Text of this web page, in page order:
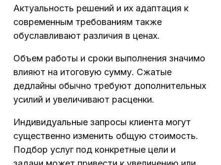
Актуальность решений и их адаптация к
современным требованиям также
обуславливают различия в ценах.
Объем работы и сроки выполнения значимо
влияют на итоговую сумму. Сжатые
дедлайны обычно требуют дополнительных
усилий и увеличивают расценки.
Индивидуальные запросы клиента могут
существенно изменить общую стоимость.
Подбор услуг под конкретные цели и